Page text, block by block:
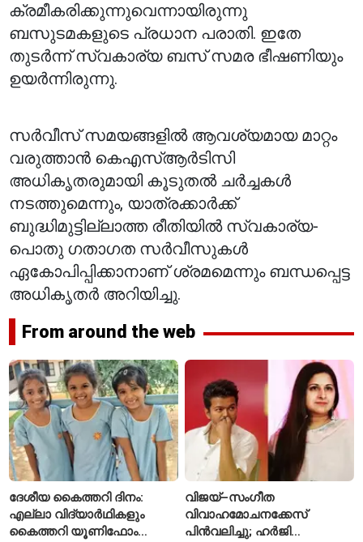
ക്രമീകരിക്കുന്നുവെന്നായിരുന്നു
ബസുടമകളുടെ പ്രധാന പരാതി. ഇതേ
തുടർന്ന് സ്വകാര്യ ബസ് സമര ഭീഷണിയും
ഉയർന്നിരുന്നു.
സർവീസ് സമയങ്ങളിൽ ആവശ്യമായ മാറ്റം
വരുത്താൻ കെഎസ്ആർടിസി
അധികൃതരുമായി കൂടുതൽ ചർച്ചകൾ
നടത്തുമെന്നും, യാത്രക്കാർക്ക്
ബുദ്ധിമുട്ടില്ലാത്ത രീതിയിൽ സ്വകാര്യ-
പൊതു ഗതാഗത സർവീസുകൾ
ഏകോപിപ്പിക്കാനാണ് ശ്രമമെന്നും ബന്ധപ്പെട്ട
അധികൃതർ അറിയിച്ചു.
From around the web
ദേശീയ കൈത്തറി ദിനം:
എല്ലാ വിദ്യാർഥികളും
കൈത്തറി യൂണിഫോം
വിജയ്–സംഗീത
വിവാഹമോചനക്കേസ്
പിൻവലിച്ചു; ഹർജി